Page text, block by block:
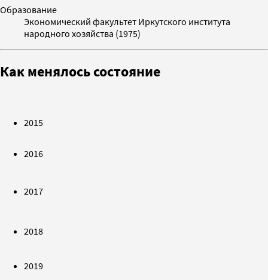
Образование
Экономический факультет Иркутского института
народного хозяйства (1975)
Как менялось состояние
2015
2016
2017
2018
2019